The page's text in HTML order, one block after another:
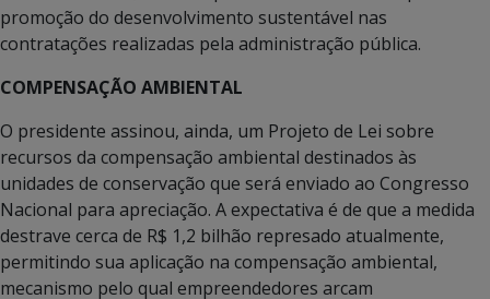
promoção do desenvolvimento sustentável nas
contratações realizadas pela administração pública.
COMPENSAÇÃO AMBIENTAL
O presidente assinou, ainda, um Projeto de Lei sobre
recursos da compensação ambiental destinados às
unidades de conservação que será enviado ao Congresso
Nacional para apreciação. A expectativa é de que a medida
destrave cerca de R$ 1,2 bilhão represado atualmente,
permitindo sua aplicação na compensação ambiental,
mecanismo pelo qual empreendedores arcam